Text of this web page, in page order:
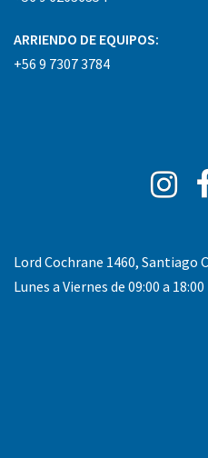
ARRIENDO DE EQUIPOS:
+56 9 7307 3784
Lord Cochrane 1460, Santiago
Lunes a Viernes de 09:00 a 18:00